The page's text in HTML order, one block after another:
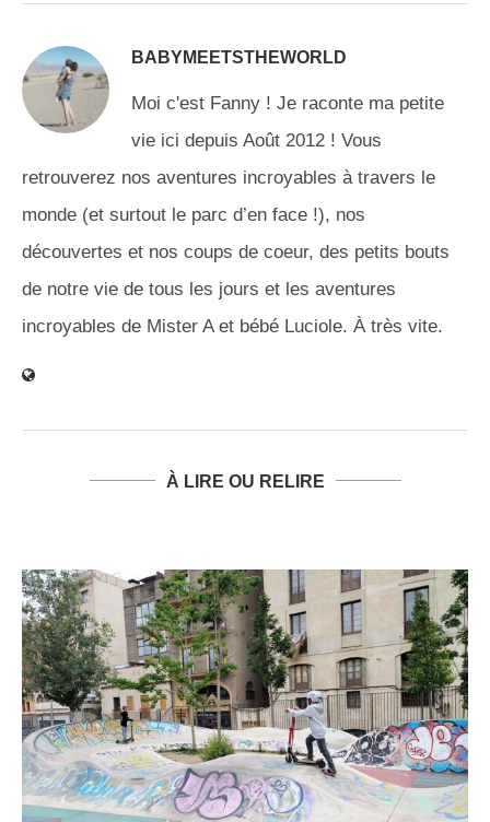
BABYMEETSTHEWORLD
Moi c'est Fanny ! Je raconte ma petite
vie ici depuis Août 2012 ! Vous
retrouverez nos aventures incroyables à travers le
monde (et surtout le parc d’en face !), nos
découvertes et nos coups de coeur, des petits bouts
de notre vie de tous les jours et les aventures
incroyables de Mister A et bébé Luciole. À très vite.
À LIRE OU RELIRE